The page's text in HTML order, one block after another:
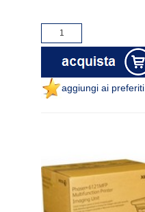
aggiungi ai preferiti